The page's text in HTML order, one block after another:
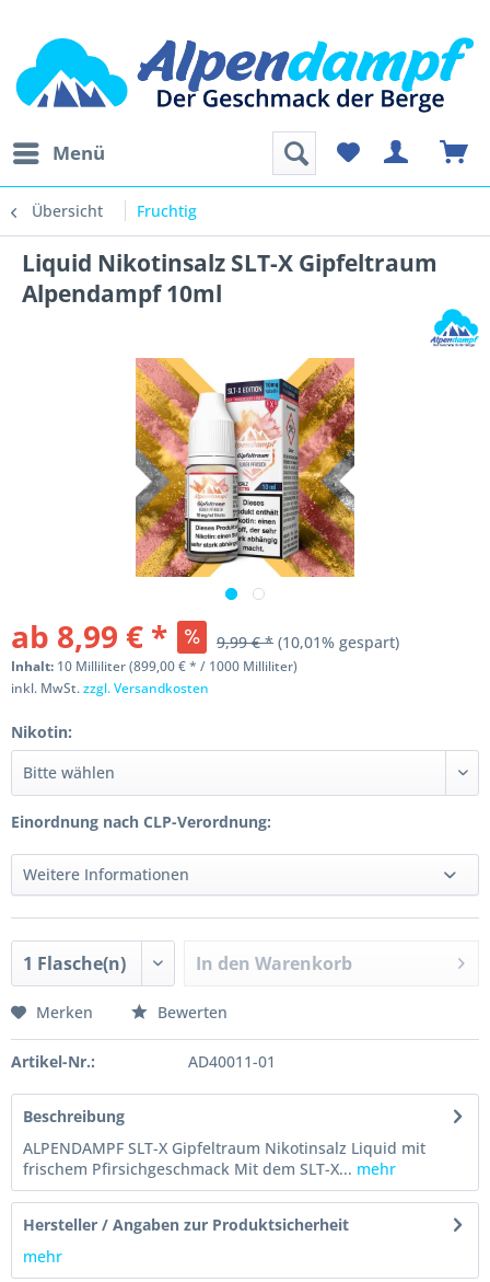
Menü
Übersicht Fruchtig
Liquid Nikotinsalz SLT-X Gipfeltraum
Alpendampf 10ml
ab 8,99 € * 9,99 € * (10,01% gespart)
Inhalt: 10 Milliliter (899,00 € * / 1000 Milliliter)
inkl. MwSt.zzgl. Versandkosten
Nikotin:
Einordnung nach CLP-Verordnung:
Weitere Informationen
In den Warenkorb
Merken Bewerten
Artikel-Nr.: AD40011-01
Beschreibung
ALPENDAMPF SLT-X Gipfeltraum Nikotinsalz Liquid mit
frischem Pfirsichgeschmack Mit dem SLT-X... mehr
Hersteller / Angaben zur Produktsicherheit
mehr